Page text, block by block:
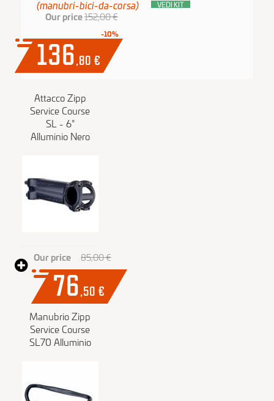
(manubri-bici-da-corsa) VEDI KIT
Our price152,00 €
-10%
136,80 €
Attacco Zipp
Service Course
SL - 6°
Alluminio Nero
Our price 85,00 €
76,50 €
Manubrio Zipp
Service Course
SL70 Alluminio